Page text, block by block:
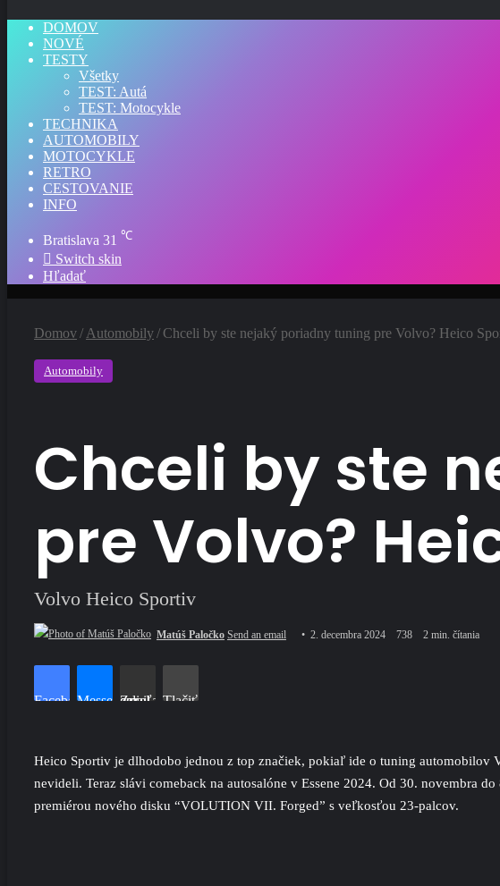
DOMOV
NOVÉ
TESTY
Všetky
TEST: Autá
TEST: Motocykle
TECHNIKA
AUTOMOBILY
MOTOCYKLE
RETRO
CESTOVANIE
INFO
Bratislava 31 ℃
Switch skin
Hľadať
Domov/ Automobily/ Chceli by ste nejaký poriadny tuning pre Volvo? Heico
Automobily
Chceli by ste
pre Volvo?
Volvo Heico Sportiv
Matúš Paločko Send an email 2. decembra 2024 738 2 min. čítania
FacebookMessenger
Zdieľať cez email Tlačiť
Heico Sportiv je dlhodobo jednou z top značiek, pokiaľ ide o tuning automobilov
nevideli. Teraz slávi comeback na autosalóne v Essene 2024. Od 30. novembra
premiérou nového disku “VOLUTION VII. Forged” s veľkosťou 23-palcov.